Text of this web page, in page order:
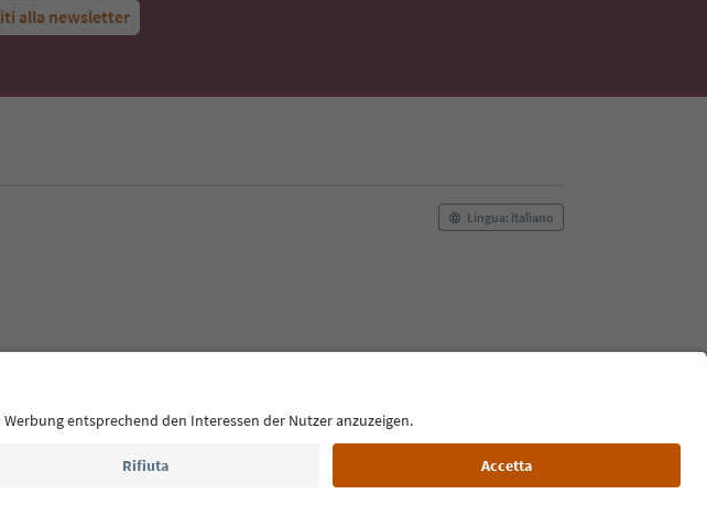
alla newsletter
Lingua: Italiano